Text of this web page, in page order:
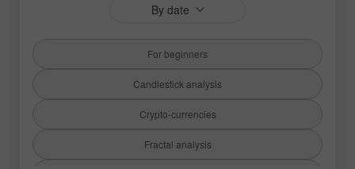
By date
For beginners
Candlestick analysis
Crypto-currencies
Fractal analysis